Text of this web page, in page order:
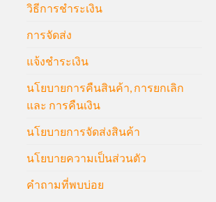
วิธีการชำระเงิน
การจัดส่ง
แจ้งชำระเงิน
นโยบายการคืนสินค้า, การยกเลิก
และ การคืนเงิน
นโยบายการจัดส่งสินค้า
นโยบายความเป็นส่วนตัว
คำถามที่พบบ่อย